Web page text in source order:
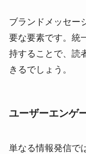
ブランドメッセー
要な要素です。統
持することで、読
きるでしょう。
ユーザーエンゲ
単なる情報発信で